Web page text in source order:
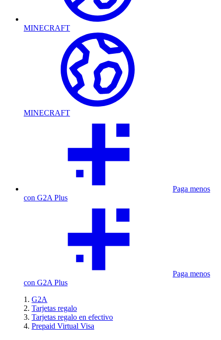
MINECRAFT
MINECRAFT
Paga menos
con G2A Plus
Paga menos
con G2A Plus
G2A
Tarjetas regalo
Tarjetas regalo en efectivo
Prepaid Virtual Visa